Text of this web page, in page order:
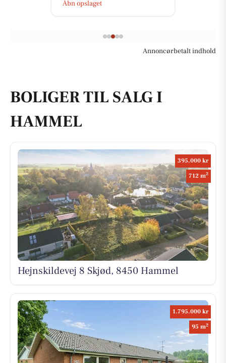
Åbn opslaget
Annoncørbetalt indhold
BOLIGER TIL SALG I
HAMMEL
395.000 kr
712 m2
Hejnskildevej 8 Skjød, 8450 Hammel
1.795.000 kr
95 m2